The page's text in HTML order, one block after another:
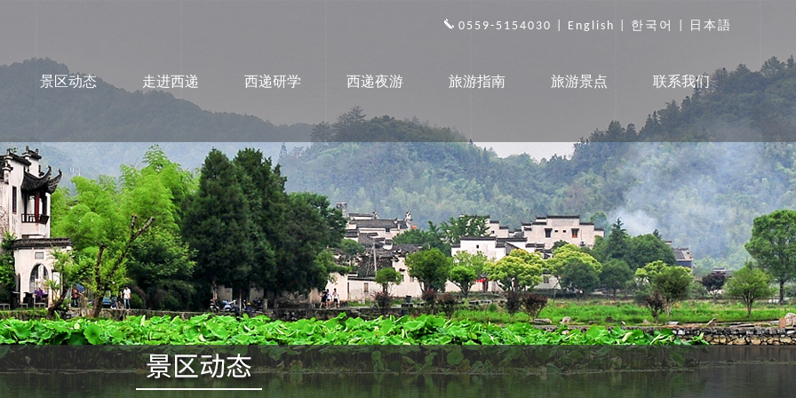
0559-5154030 | English 한국어 日本語
景区动态 走进西递 西递研学 西递夜游 旅游指南 旅游景点 联系我们